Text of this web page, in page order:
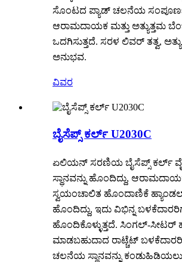
ಸೊಂಟದ ಪ್ಯಾಡ್ ಚಲನೆಯ ಸಂಪೂರ್ಣ
ಆರಾಮದಾಯಕ ಮತ್ತು ಅತ್ಯುತ್ತಮ
ಒದಗಿಸುತ್ತದೆ. ಸರಳ ಲಿವರ್ ತತ್ವ,
ಅನುಭವ.
ವಿವರ
ಬೈಸೆಪ್ಸ್ ಕರ್ಲ್ U2030C
ಏಲಿಯನ್ ಸರಣಿಯ ಬೈಸೆಪ್ಸ್ ಕರ್ಲ್
ಸ್ಥಾನವನ್ನು ಹೊಂದಿದ್ದು,
ಸ್ವಯಂಚಾಲಿತ ಹೊಂದಾಣಿಕೆ ಹ್ಯಾಂಡಲ್
ಹೊಂದಿದ್ದು, ಇದು ವಿಭಿನ್ನ
ಹೊಂದಿಕೊಳ್ಳುತ್ತದೆ. ಸಿಂಗಲ್-ಸೀಟರ್
ಮಾಡಬಹುದಾದ ರಾಟ್ಚೆಟ್
ಚಲನೆಯ ಸ್ಥಾನವನ್ನು